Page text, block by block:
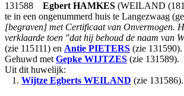
131588 Egbert HAMKES (WEILAND
te in een ongenummerd huis te Langezwaag
[begraven] met Certificaat van Onvermogen.
verklaarde toen "dat hij behoud de naam van
(zie 115111) en Antie PIETERS (zie 131590).
Gehuwd met Gepke WIJTZES (zie 131589).
Uit dit huwelijk:
1. Wijtze Egberts WEILAND (zie 131586).